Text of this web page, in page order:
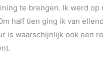
te brengen. Ik werd op
half tien ging ik van
is waarschijnlijk ook een